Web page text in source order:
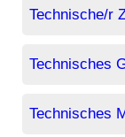
Technische/r
Technisches
Technisches